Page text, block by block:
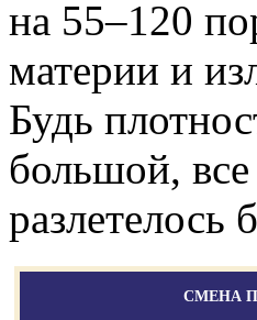
на 55–120
материи и
Будь
большой,
разлетелось
СМЕНА